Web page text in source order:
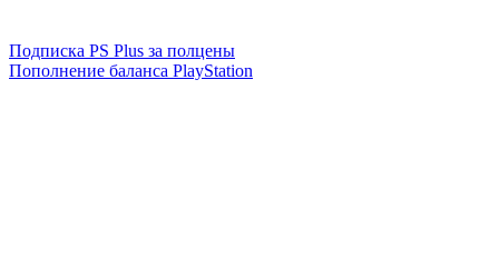
Подписка PS Plus за полцены
Пополнение баланса PlayStation